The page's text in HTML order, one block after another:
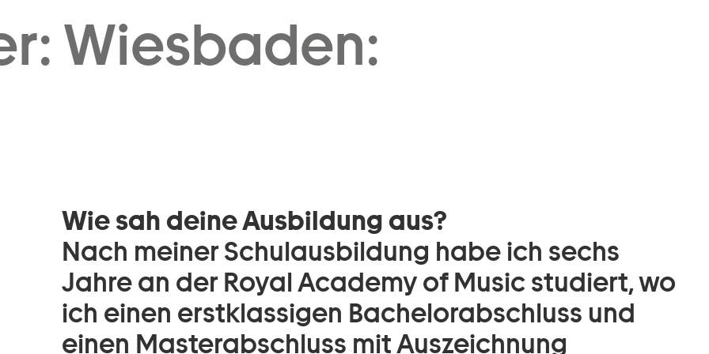
Zum Footer springen
Wiesbaden:
Wie sah deine Ausbildung aus?
Nach meiner Schulausbildung habe ich sechs
Jahre an der Royal Academy of Music studiert, wo
ich einen erstklassigen Bachelorabschluss und
einen Masterabschluss mit Auszeichnung